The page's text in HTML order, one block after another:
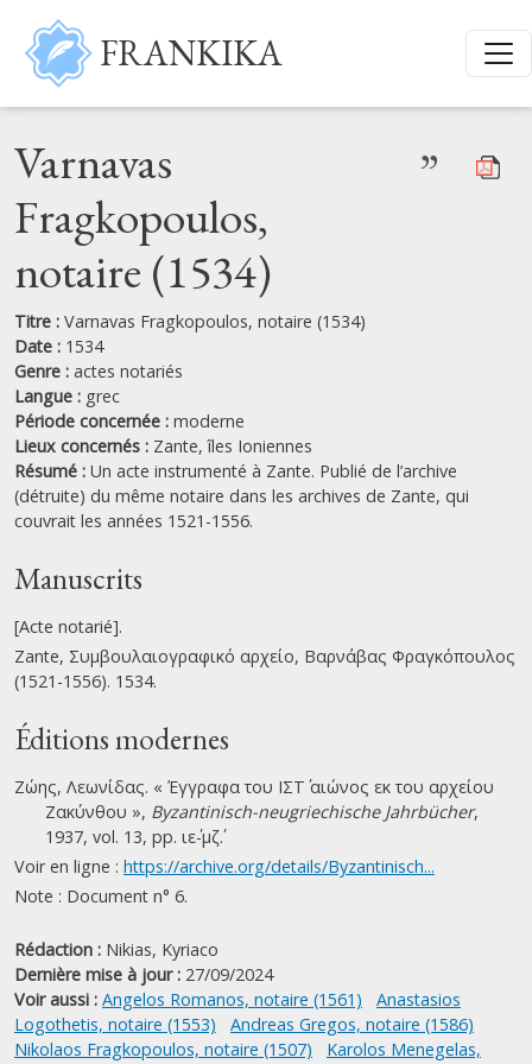
Aller au contenu principal
FRANKIKA
Varnavas
Fragkopoulos,
notaire (1534)
”
Titre : Varnavas Fragkopoulos, notaire (1534)
Date : 1534
Genre : actes notariés
Langue : grec
Période concernée : moderne
Lieux concernés : Zante,îles Ioniennes
Résumé : Un acte instrumenté à Zante. Publié de l’archive
(détruite) du même notaire dans les archives de Zante, qui
couvrait les années 1521-1556.
Manuscrits
[Acte notarié].
Zante, Συμβουλαιογραφικό αρχείο, Βαρνάβας Φραγκόπουλος
(1521-1556). 1534.
Éditions modernes
Ζώης, Λεωνίδας. « Έγγραφα του ΙΣΤ΄ αιώνος εκ του αρχείου
Ζακύνθου », Byzantinisch-neugriechische Jahrbücher,
1937, vol. 13, pp. ιε΄-μζ΄.
Voir en ligne : https://archive.org/details/Byzantinisch...
Note : Document n° 6.
Rédaction : Nikias, Kyriaco
Dernière mise à jour : 27/09/2024
Voir aussi : Angelos Romanos, notaire (1561)
Anastasios
Logothetis, notaire (1553)
Andreas Gregos, notaire (1586)
Nikolaos Fragkopoulos, notaire (1507)
Karolos Menegelas,